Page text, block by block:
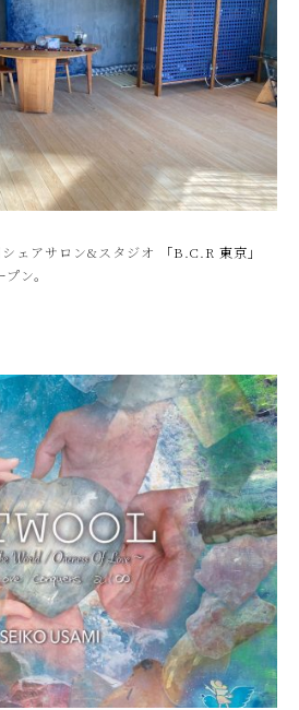
ェアサロン&スタジオ
「B.C.R 東京」
ン。